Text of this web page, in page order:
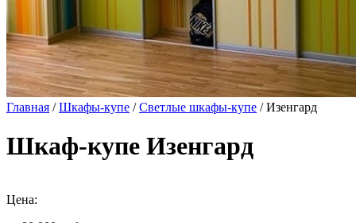
Главная /Шкафы-купе /Светлые шкафы-купе / Изенгард
Шкаф-купе Изенгард
Цена: